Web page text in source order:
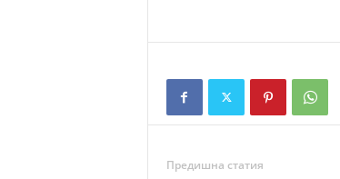
Предишна статия